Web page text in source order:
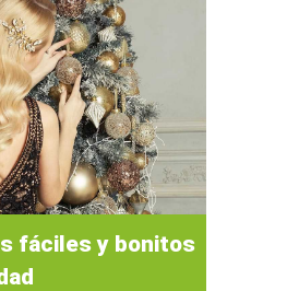
fáciles y bonitos